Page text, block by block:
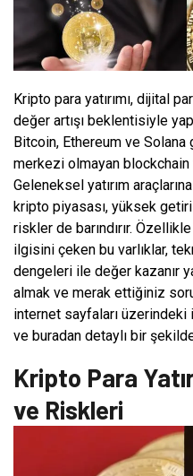
Kripto para yatırımı, dijital
değer artışı beklentisiyle
Bitcoin, Ethereum ve
merkezi olmayan blockchain
Geleneksel yatırım
kripto piyasası, yüksek
riskler de barındırır. Özellikle
ilgisini çeken bu varlıklar,
dengeleri ile değer kazanır
almak ve merak ettiğiniz
internet sayfaları
ve buradan detaylı bir
Kripto Para
ve Riskleri